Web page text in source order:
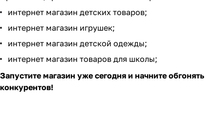
интернет магазин детских товаров;
интернет магазин игрушек;
интернет магазин детской одежды;
интернет магазин товаров для школы;
Запустите магазин уже сегодня и начните обгонять
конкурентов!